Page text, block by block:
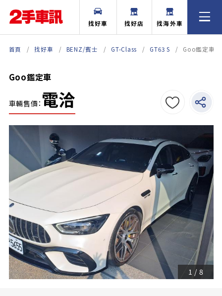
找好車 找好店 找海外車
首頁 找好車 BENZ/賓士 GT-Class GT63 S Goo鑑定車
Goo鑑定車
車輛售價： 電洽
1 / 8